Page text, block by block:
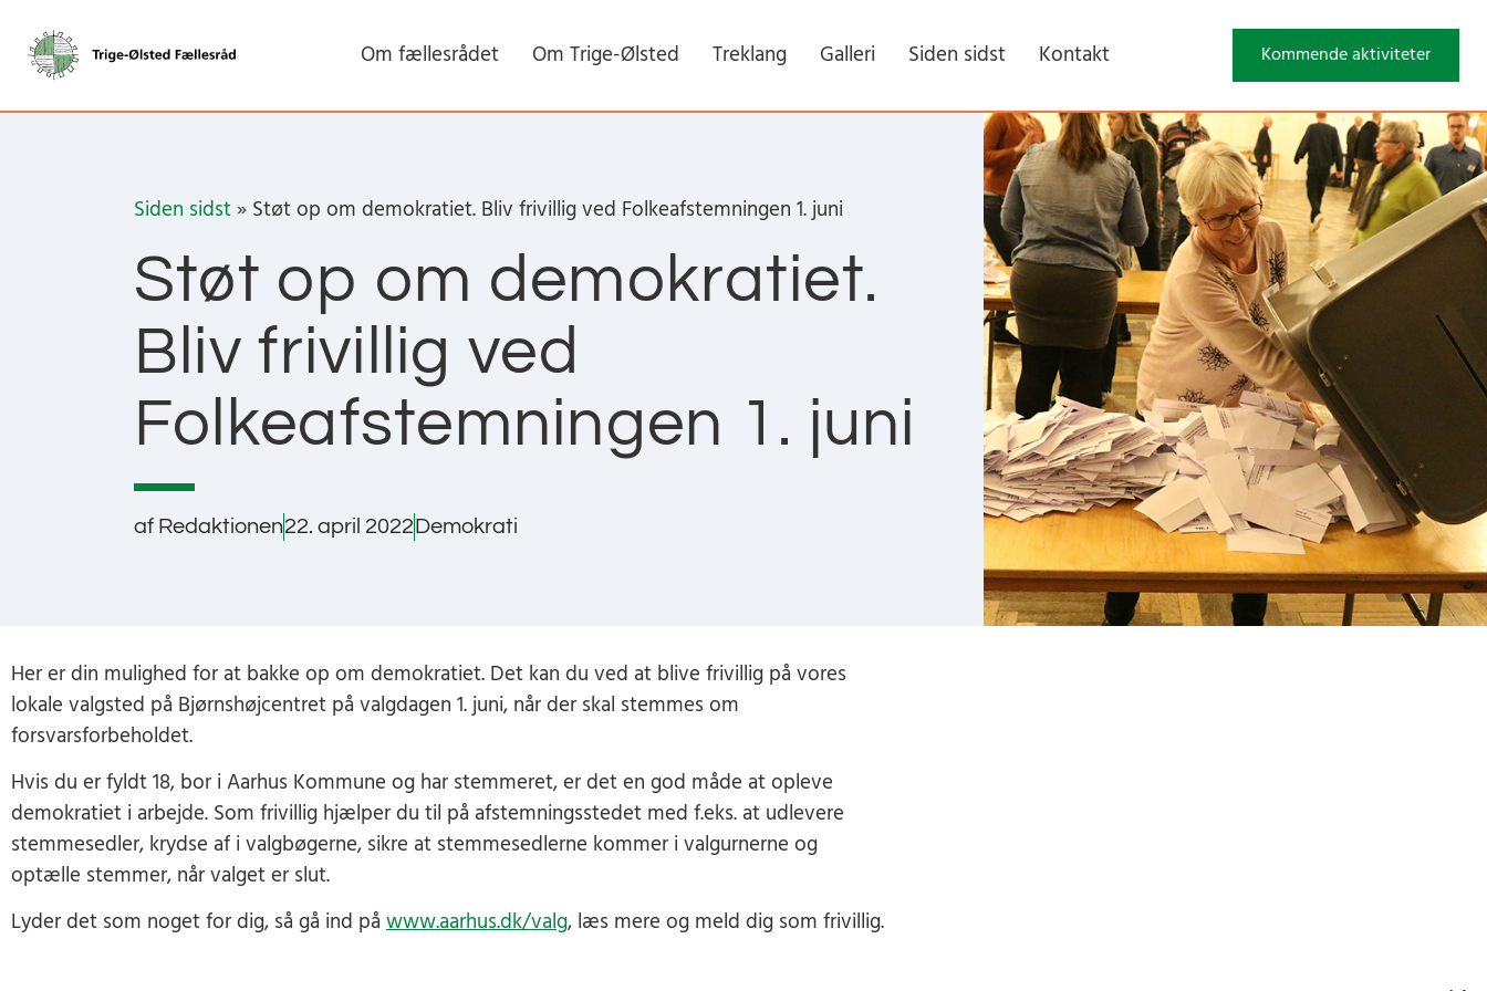
Om fællesrådet Om Trige-Ølsted Treklang Galleri Siden sidst Kontakt Kommende aktiviteter
Siden sidst» Støt op om demokratiet. Bliv frivillig ved Folkeafstemningen 1. juni
Støt op om demokratiet.
Bliv frivillig ved
Folkeafstemningen 1. juni
afRedaktionen22. april 2022Demokrati
Her er din mulighed for at bakke op om demokratiet. Det kan du ved at blive frivillig på vores
lokale valgsted på Bjørnshøjcentret på valgdagen 1. juni, når der skal stemmes om
forsvarsforbeholdet.
Hvis du er fyldt 18, bor i Aarhus Kommune og har stemmeret, er det en god måde at opleve
demokratiet i arbejde. Som frivillig hjælper du til på afstemningsstedet med f.eks. at udlevere
stemmesedler, krydse af i valgbøgerne, sikre at stemmesedlerne kommer i valgurnerne og
optælle stemmer, når valget er slut.
Lyder det som noget for dig, så gå ind på www.aarhus.dk/valg, læs mere og meld dig som frivillig.